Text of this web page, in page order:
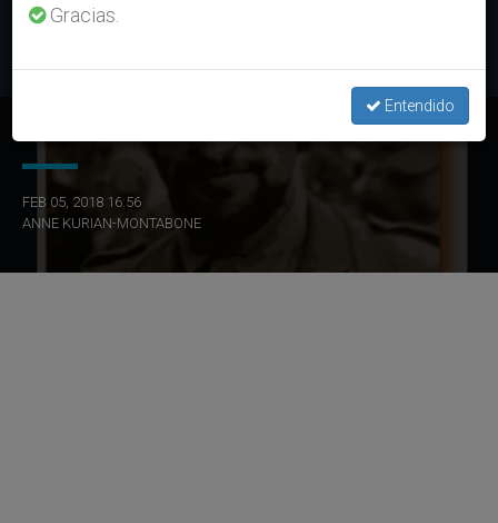
Italia: Beato Teresio Olivelli, ejemplo para los jóvenes
FEB 05, 2018 16:56
ANNE KURIAN-MONTABONE
Gracias.
Entendido